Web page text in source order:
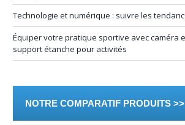
Technologie et numérique : suivre les
Équiper votre pratique sportive avec caméra
support étanche pour activités
NOTRE COMPARATIF PRODUITS >>